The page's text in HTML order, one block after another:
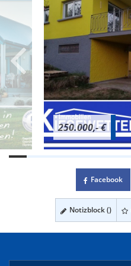
250.000,- €
Facebook
Notizblock ()